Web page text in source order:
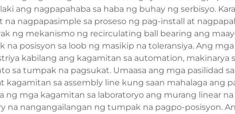
ang nagpapahaba sa haba ng buhay ng serbisyo.
nagpapasimple sa proseso ng pag-install at
ng mekanismo ng recirculating ball bearing ang
posisyon sa loob ng masikip na toleransiya. Ang
kabilang ang kagamitan sa automation, makinarya
sa tumpak na pagsukat. Umaasa ang mga pasilidad
kagamitan sa assembly line kung saan mahalaga ang
ng mga kagamitan sa laboratoryo ang murang linear
na nangangailangan ng tumpak na pagpo-posisyon.